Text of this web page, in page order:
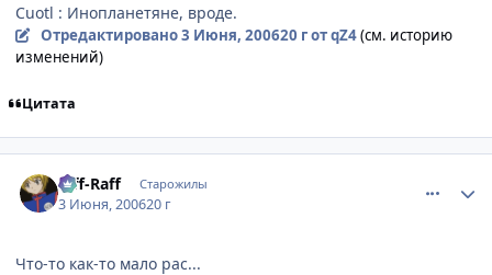
Cuotl : Инопланетяне, вроде.
Отредактировано3 Июня, 200620 гот qZ4(см. историю
изменений)
Цитата
Riff-Raff Старожилы
3 Июня, 200620 г
Что-то как-то мало рас...